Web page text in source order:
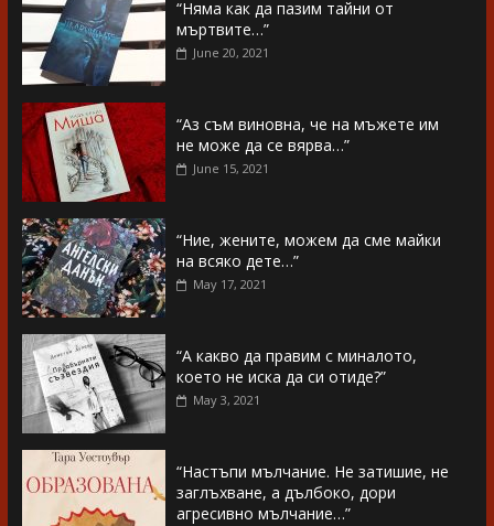
“Няма как да пазим тайни от
мъртвите…”
June 20, 2021
“Аз съм виновна, че на мъжете им
не може да се вярва…”
June 15, 2021
“Ние, жените, можем да сме майки
на всяко дете…”
May 17, 2021
“А какво да правим с миналото,
което не иска да си отиде?”
May 3, 2021
“Настъпи мълчание. Не затишие, не
заглъхване, а дълбоко, дори
агресивно мълчание…”